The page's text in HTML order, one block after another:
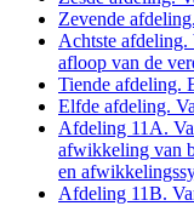
Zevende
Achtste afdeling.
afloop van de
Tiende afdeling.
Elfde afdeling.
Afdeling 11A.
afwikkeling van
en
Afdeling 11B.